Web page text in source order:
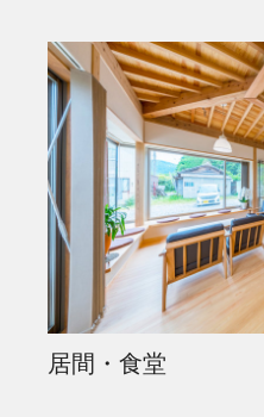
居間・食堂